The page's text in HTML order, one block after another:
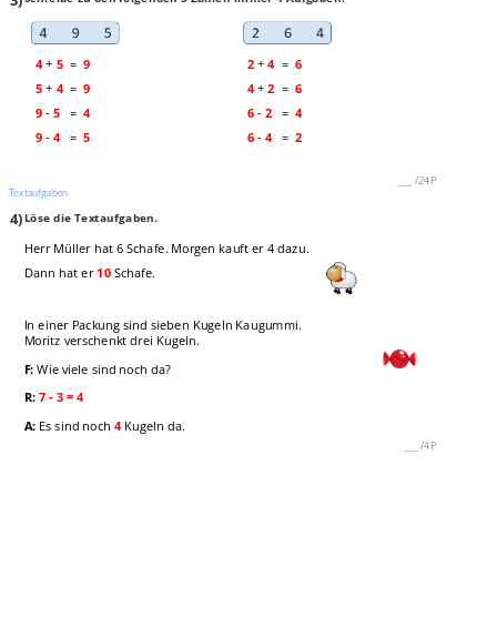
4+ 5= 9
5+ 4= 9
9- 5 = 4
9- 4= 5
2+4= 6
4+2 = 6
6- 2= 4
6- 4= 2
/24P
Textaufgaben
4) Löse die Textaufgaben.
Herr Müller hat 6 Schafe. Morgen kauft er 4 dazu.
Dann hat er10Schafe.
In einer Packung sind sieben Kugeln Kaugummi.
Moritz verschenkt drei Kugeln.
F:Wie viele sind noch da?
R:7 - 3 = 4
A: Es sind noch 4Kugeln da.
/4P